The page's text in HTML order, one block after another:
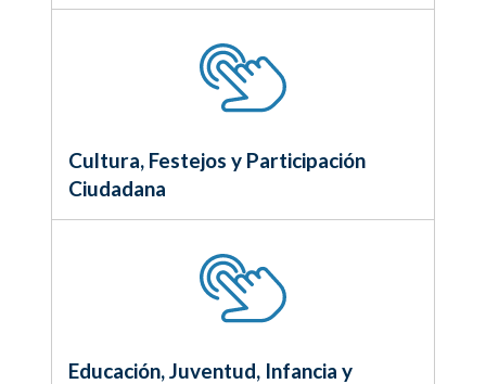
Cultura, Festejos y Participación
Ciudadana
Educación, Juventud, Infancia y